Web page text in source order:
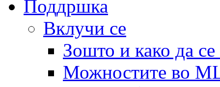
Поддршка
Вклучи се
Зошто и како да
Можностите во